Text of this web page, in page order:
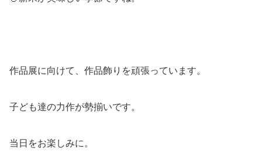
作品展に向けて、作品飾りを頑張っています。
子ども達の力作が勢揃いです。
当日をお楽しみに。